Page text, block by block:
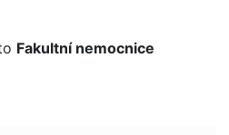
Fakultní nemocnice